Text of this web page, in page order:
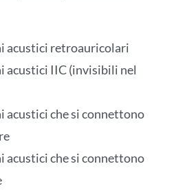
acustici retroauricolari
acustici IIC (invisibili nel
acustici che si connettono
acustici che si connettono